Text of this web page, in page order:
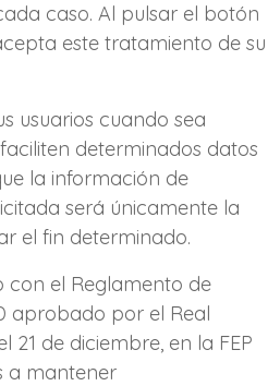
caso. Al pulsar el botón
este tratamiento de su
usuarios cuando sea
determinados datos
la información de
será únicamente la
el fin determinado.
con el Reglamento de
aprobado por el Real
21 de diciembre, en la FEP
a mantener